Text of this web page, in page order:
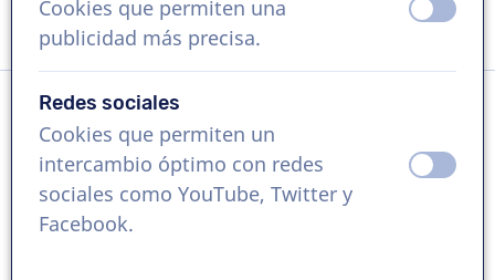
Solicita una demo gratis
Idioma
Sueco
Referencias
Cookies que permiten una
publicidad más precisa.
Redes sociales
Cookies que permiten un
intercambio óptimo con redes
sociales como YouTube, Twitter y
Facebook.